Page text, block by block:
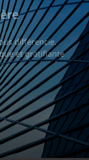
différencie.
et gratifiante